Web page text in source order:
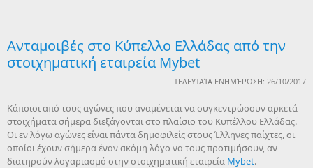
Ανταμοιβές στο Κύπελλο Ελλάδας από την
στοιχηματική εταιρεία Mybet
ΤΕΛΕΥΤΑΊΑ ΕΝΗΜΈΡΩΣΗ: 26/10/2017
Κάποιοι από τους αγώνες που αναμένεται να συγκεντρώσουν αρκετά
στοιχήματα σήμερα διεξάγονται στο πλαίσιο του Κυπέλλου Ελλάδας.
Οι εν λόγω αγώνες είναι πάντα δημοφιλείς στους Έλληνες παίχτες, οι
οποίοι έχουν σήμερα έναν ακόμη λόγο να τους προτιμήσουν, αν
διατηρούν λογαριασμό στην στοιχηματική εταιρεία Mybet.